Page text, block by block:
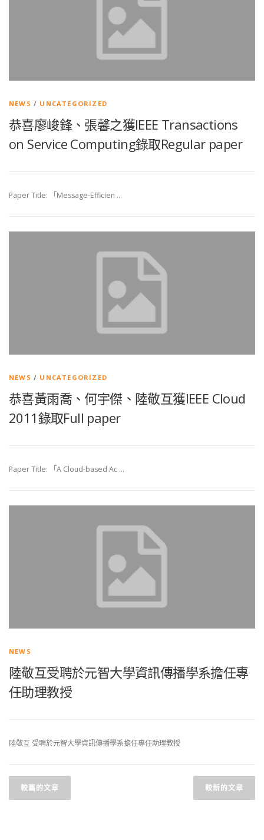
NEWS / UNCATEGORIZED
恭喜廖峻鋒、張馨之獲IEEE Transactions
on Service Computing錄取Regular paper
Paper Title: 「Message-Efficien …
NEWS / UNCATEGORIZED
恭喜黃雨喬、何宇傑、陸敬互獲IEEE Cloud
2011錄取Full paper
Paper Title: 「A Cloud-based Ac …
NEWS
陸敬互受聘於元智大學資訊傳播學系擔任專
任助理教授
陸敬互 受聘於元智大學資訊傳播學系擔任專任助理教授
導
較舊的文章 較新的文章